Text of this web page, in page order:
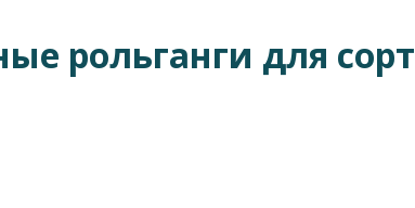
рольганги для